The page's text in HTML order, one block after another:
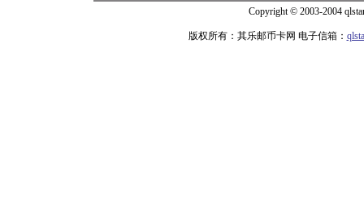
Copyright © 2003-2004
版权所有：其乐邮币卡网 电子信箱：